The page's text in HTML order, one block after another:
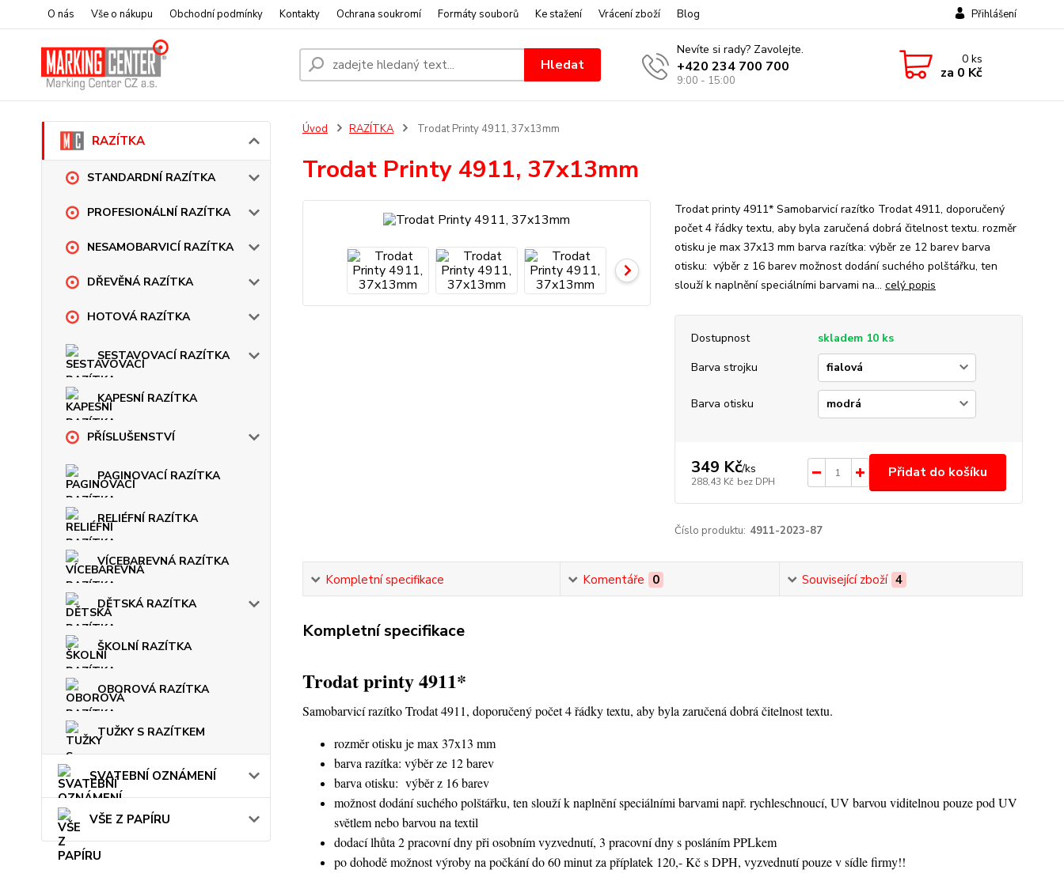
O nás Vše o nákupu Obchodní podmínky Kontakty Ochrana soukromí Formáty souborů Ke stažení Vrácení zboží Blog Přihlášení
Hledat
Nevíte si rady? Zavolejte.
+420 234 700 700
9:00 - 15:00
0ks
za 0 Kč
RAZÍTKA
STANDARDNÍ RAZÍTKA
PROFESIONÁLNÍ RAZÍTKA
NESAMOBARVICÍ RAZÍTKA
DŘEVĚNÁ RAZÍTKA
HOTOVÁ RAZÍTKA
SESTAVOVACÍ RAZÍTKA
KAPESNÍ RAZÍTKA
PŘÍSLUŠENSTVÍ
PAGINOVACÍ RAZÍTKA
RELIÉFNÍ RAZÍTKA
VÍCEBAREVNÁ RAZÍTKA
DĚTSKÁ RAZÍTKA
ŠKOLNÍ RAZÍTKA
OBOROVÁ RAZÍTKA
TUŽKY S RAZÍTKEM
SVATEBNÍ OZNÁMENÍ
VŠE Z PAPÍRU
Úvod RAZÍTKA Trodat Printy 4911, 37x13mm
Trodat Printy 4911, 37x13mm
Trodat printy 4911* Samobarvicí razítko Trodat 4911, doporučený
počet 4 řádky textu, aby byla zaručená dobrá čitelnost textu. rozměr
otisku je max 37x13 mm barva razítka: výběr ze 12 barev barva
otisku: výběr z 16 barev možnost dodání suchého polštářku, ten
slouží k naplnění speciálními barvami na... celý popis
Dostupnost
skladem 10 ks
Barva strojku
Barva otisku
349 Kč/ks
288,43 Kč bez DPH
Přidat do košíku
Číslo produktu: 4911-2023-87
Kompletní specifikace Komentáře 0 Související zboží 4
Kompletní specifikace
Trodat printy 4911*
Samobarvicí razítko Trodat 4911, doporučený počet 4 řádky textu, aby byla zaručená dobrá čitelnost textu.
rozměr otisku je max 37x13 mm
barva razítka: výběr ze 12 barev
barva otisku: výběr z 16 barev
možnost dodání suchého polštářku, ten slouží k naplnění speciálními barvami např. rychleschnoucí, UV barvou viditelnou pouze pod UV
světlem nebo barvou na textil
dodací lhůta 2 pracovní dny při osobním vyzvednutí, 3 pracovní dny s posláním PPLkem
po dohodě možnost výroby na počkání do 60 minut za příplatek 120,- Kč s DPH, vyzvednutí pouze v sídle firmy!!